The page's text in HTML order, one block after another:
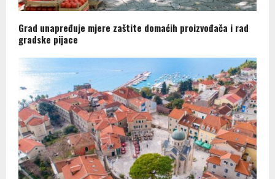
Grad unapređuje mjere zaštite domaćih proizvođača i rad
gradske pijace